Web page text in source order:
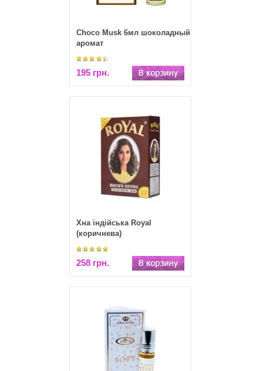
Choco Musk 6мл шоколадный
аромат
195 грн.
Хна індійська Royal
(коричнева)
258 грн.